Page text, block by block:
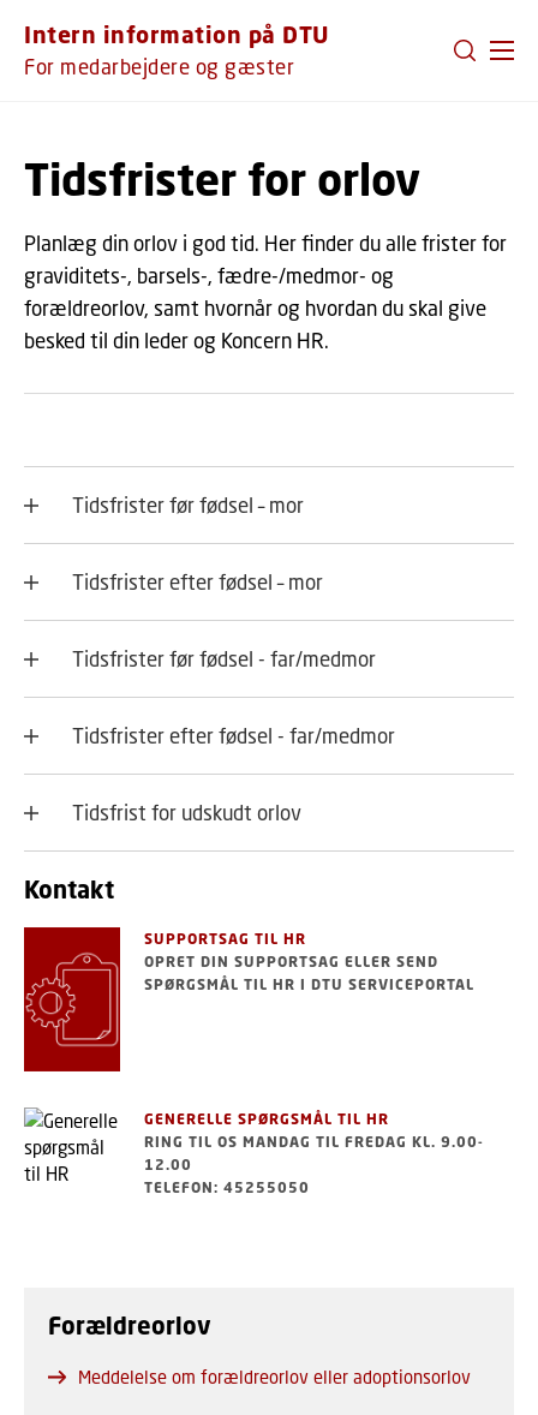
Intern information på DTU
For medarbejdere og gæster
Tidsfrister for orlov
Planlæg din orlov i god tid. Her finder du alle frister for
graviditets-, barsels-, fædre-/medmor- og
forældreorlov, samt hvornår og hvordan du skal give
besked til din leder og Koncern HR.
Tidsfrister før fødsel – mor
Tidsfrister efter fødsel – mor
Tidsfrister før fødsel - far/medmor
Tidsfrister efter fødsel - far/medmor
Tidsfrist for udskudt orlov
Kontakt
SUPPORTSAG TIL HR
OPRET DIN SUPPORTSAG ELLER SEND
SPØRGSMÅL TIL HR I DTU SERVICEPORTAL
GENERELLE SPØRGSMÅL TIL HR
RING TIL OS MANDAG TIL FREDAG KL. 9.00-
12.00
TELEFON: 45255050
Forældreorlov
Meddelelse om forældreorlov eller adoptionsorlov